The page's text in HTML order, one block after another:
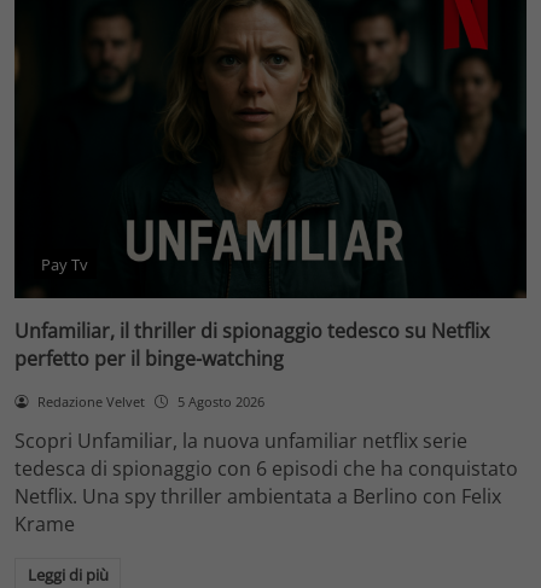
Pay Tv
Unfamiliar, il thriller di spionaggio tedesco su Netflix
perfetto per il binge-watching
Redazione Velvet 5 Agosto 2026
Scopri Unfamiliar, la nuova unfamiliar netflix serie
tedesca di spionaggio con 6 episodi che ha conquistato
Netflix. Una spy thriller ambientata a Berlino con Felix
Krame
Leggi di più